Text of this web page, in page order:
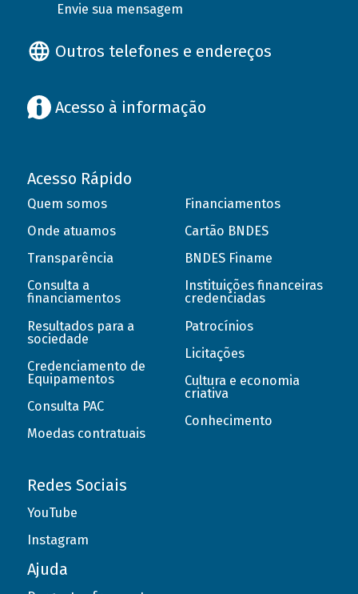
Envie sua mensagem
Outros telefones e endereços
Acesso à informação
Acesso Rápido
Quem somos
Onde atuamos
Transparência
Consulta a
financiamentos
Resultados para a
sociedade
Credenciamento de
Equipamentos
Consulta PAC
Moedas contratuais
Financiamentos
Cartão BNDES
BNDES Finame
Instituições financeiras
credenciadas
Patrocínios
Licitações
Cultura e economia
criativa
Conhecimento
Redes Sociais
YouTube
Instagram
Ajuda